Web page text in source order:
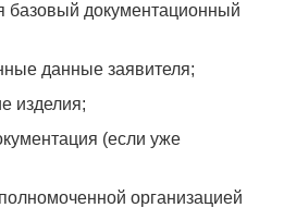
базовый документационный
данные заявителя;
изделия;
(если уже
организацией